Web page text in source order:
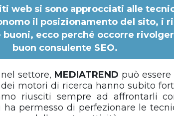
web si sono approcciati alle
il posizionamento del sito, i
buoni, ecco perché occorre
buon consulente SEO.
settore, MEDIATREND può
motori di ricerca hanno subito
riusciti sempre ad affrontarli
permesso di perfezionare le